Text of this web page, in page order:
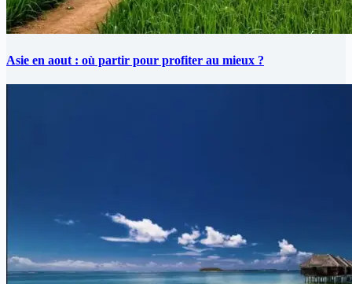
Asie en aout : où partir pour profiter au mieux ?